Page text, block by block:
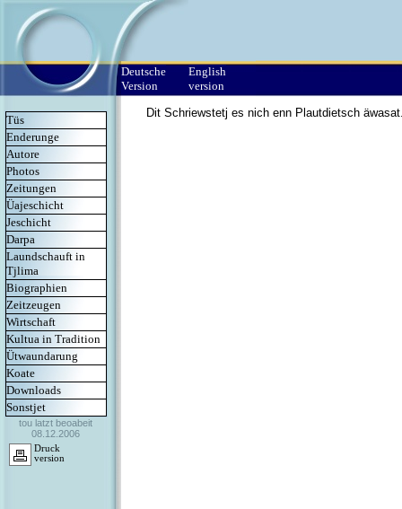
Deutsche
Version
English
version
Tüs
Enderunge
Autore
Photos
Zeitungen
Üajeschicht
Jeschicht
Darpa
Laundschauft in
Tjlima
Biographien
Zeitzeugen
Wirtschaft
Kultua in Tradition
Ütwaundarung
Koate
Downloads
Sonstjet
tou latzt beoabeit
08.12.2006
Druck
version
Dit Schriewstetj es nich enn Plautdietsch